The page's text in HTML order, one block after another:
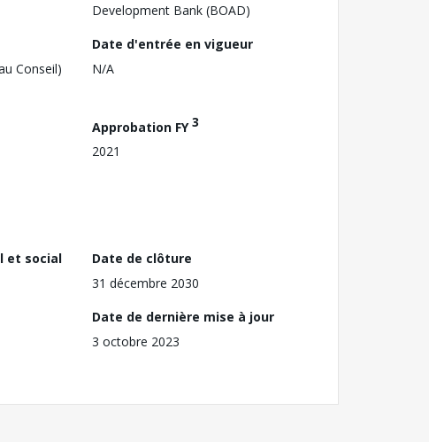
Development Bank (BOAD)
Conseil)
Date d'entrée en vigueur
N/A
Approbation FY3
2021
et social
Date de clôture
31 décembre 2030
Date de dernière mise à jour
3 octobre 2023